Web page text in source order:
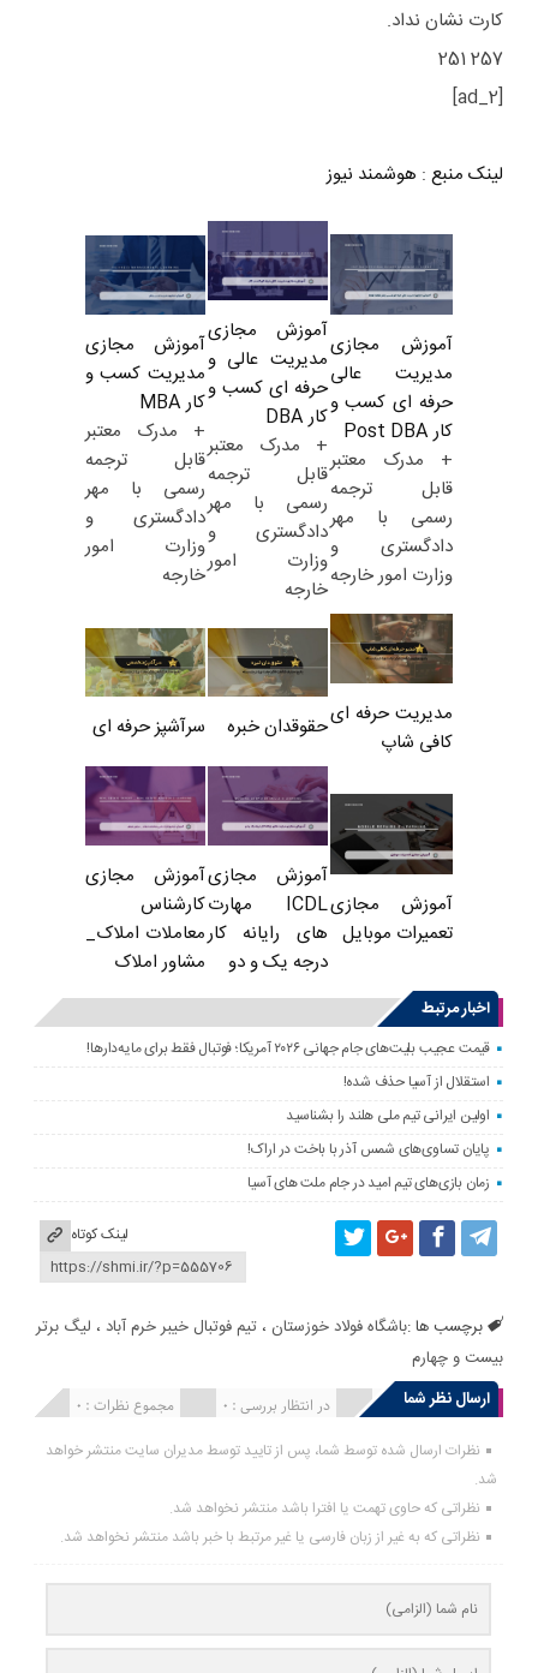
کارت نشان نداد.
257 251
[ad_2]
لینک منبع : هوشمند نیوز
آموزش مجازی
مدیریت عالی
حرفه ای کسب و
کار Post DBA
+ مدرک معتبر
قابل ترجمه
رسمی با مهر
دادگستری و
وزارت امور خارجه
آموزش مجازی
مدیریت عالی و
حرفه ای کسب و
کار DBA
+ مدرک معتبر
قابل ترجمه
رسمی با مهر
دادگستری و
وزارت امور
خارجه
آموزش مجازی
مدیریت کسب و
کار MBA
+ مدرک معتبر
قابل ترجمه
رسمی با مهر
دادگستری و
وزارت امور
خارجه
مدیریت حرفه ای
کافی شاپ
حقوقدان خبره سرآشپز حرفه ای
آموزش مجازی
تعمیرات موبایل
آموزش مجازی
ICDL مهارت
های رایانه کار
درجه یک و دو
آموزش مجازی
کارشناس
معاملات املاک_
مشاور املاک
اخبار مرتبط
قیمت عجیب بلیت‌های جام جهانی ۲۰۲۶ آمریکا؛ فوتبال فقط برای مایه‌دارها!
استقلال از آسیا حذف شده!
اولین ایرانی تیم ملی هلند را بشناسید
پایان تساوی‌های شمس آذر با باخت در اراک!
زمان بازی‌های تیم امید در جام ملت های آسیا
لینک کوتاه
برچسب ها :باشگاه فولاد خوزستان ،تیم فوتبال خیبر خرم آباد ، لیگ برتر
بیست و چهارم
ارسال نظر شما
مجموع نظرات : 0 در انتظار بررسی : 0 انتشار یافته : 0
نظرات ارسال شده توسط شما، پس از تایید توسط مدیران سایت منتشر خواهد
شد.
نظراتی که حاوی تهمت یا افترا باشد منتشر نخواهد شد.
نظراتی که به غیر از زبان فارسی یا غیر مرتبط با خبر باشد منتشر نخواهد شد.